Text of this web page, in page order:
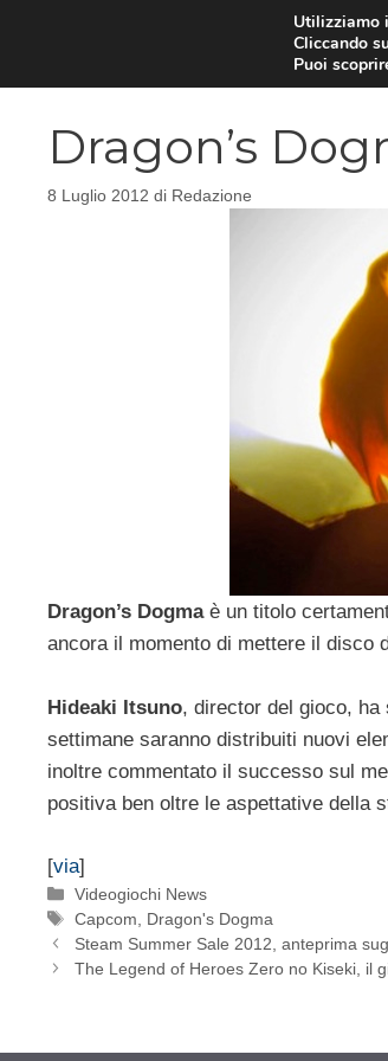
Dragon’s
8 Luglio 2012 di Redazione
Dragon’s Dogmaè un titolo
ancora il momento di mettere il disco
Hideaki Itsuno, director del gioco, ha
settimane saranno distribuiti nuovi
inoltre commentato il successo sul
positiva ben oltre le aspettative della
[via]
Categorie
Videogiochi News
Tag
Capcom
Dragon's Dogma
Steam Summer Sale 2012, anteprima
The Legend of Heroes Zero no Kiseki, il
Utilizziamo
Cliccando
Puoi